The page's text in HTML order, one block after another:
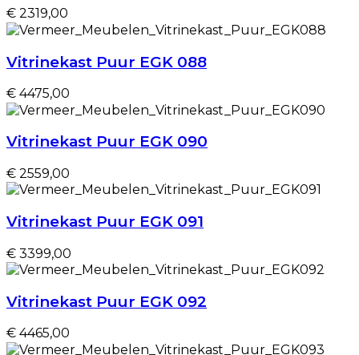
€ 2319,00
Vitrinekast Puur EGK 088
€ 4475,00
Vitrinekast Puur EGK 090
€ 2559,00
Vitrinekast Puur EGK 091
€ 3399,00
Vitrinekast Puur EGK 092
€ 4465,00